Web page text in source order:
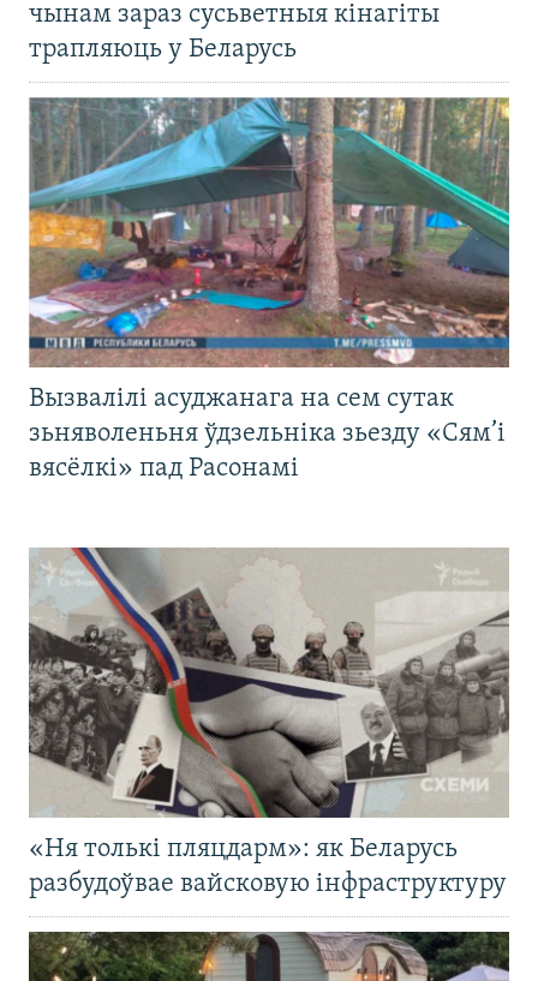
чынам зараз сусьветныя кінагіты
трапляюць у Беларусь
Вызвалілі асуджанага на сем сутак
зьняволеньня ўдзельніка зьезду «Сям’і
вясёлкі» пад Расонамі
«Ня толькі пляцдарм»: як Беларусь
разбудоўвае вайсковую інфраструктуру